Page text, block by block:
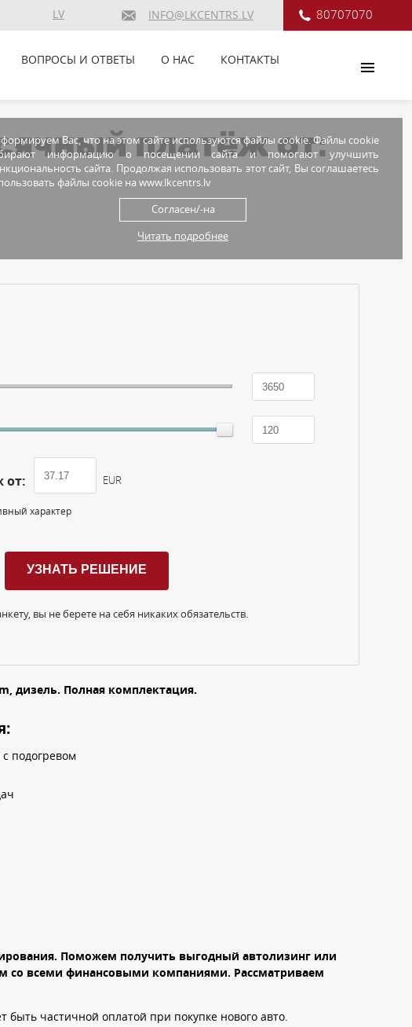
LV INFO@LKCENTRS.LV 80707070
ВОПРОСЫ И ОТВЕТЫ О НАС
КОНТАКТЫ
платёж от:
от: EUR
характер
вы не берете на себя никаких обязательств.
дизель. Полная комплектация.
подогревом
Поможем получить выгодный автолизинг или
со всеми финансовыми компаниями. Рассматриваем
частичной оплатой при покупке нового авто.
Вас, что на этом сайте используются файлы cookie. Файлы cookie
информацию о посещении сайта и помогают улучшить
сайта. Продолжая использовать этот сайт, Вы соглашаетесь
файлы cookie на www.lkcentrs.lv
Согласен/-на
Читать подробнее